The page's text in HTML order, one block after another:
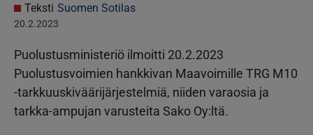
Teksti Suomen Sotilas
20.2.2023
Puolustusministeriö ilmoitti 20.2.2023
Puolustusvoimien hankkivan Maavoimille TRG M10
-tarkkuuskiväärijärjestelmiä, niiden varaosia ja
tarkka-ampujan varusteita Sako Oy:ltä.